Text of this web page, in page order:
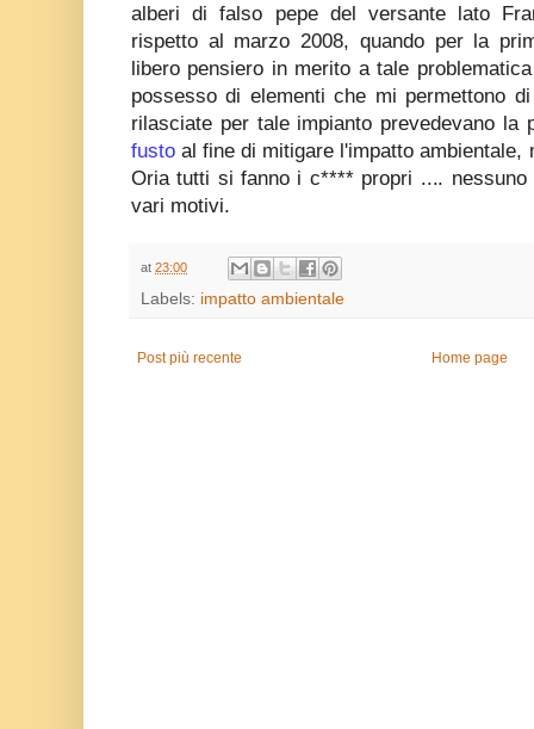
alberi di falso pepe del versante lato
rispetto al marzo 2008, quando per la
libero pensiero in merito a tale
possesso di elementi che mi permettono
rilasciate per tale impianto prevedevano la
fusto al fine di mitigare l'impatto ambientale,
Oria tutti si fanno i c**** propri ....
vari motivi.
at 23:00
Labels: impatto ambientale
Post più recente Home page